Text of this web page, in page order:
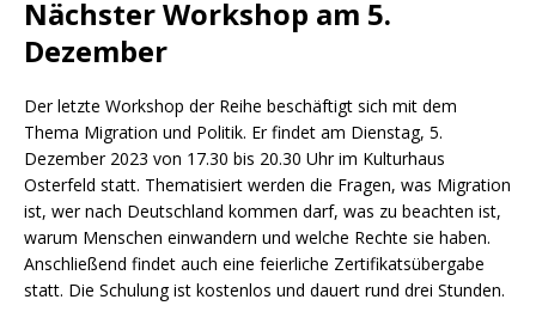
Nächster Workshop am 5.
Dezember
Der letzte Workshop der Reihe beschäftigt sich mit dem
Thema Migration und Politik. Er findet am Dienstag, 5.
Dezember 2023 von 17.30 bis 20.30 Uhr im Kulturhaus
Osterfeld statt. Thematisiert werden die Fragen, was Migration
ist, wer nach Deutschland kommen darf, was zu beachten ist,
warum Menschen einwandern und welche Rechte sie haben.
Anschließend findet auch eine feierliche Zertifikatsübergabe
statt. Die Schulung ist kostenlos und dauert rund drei Stunden.